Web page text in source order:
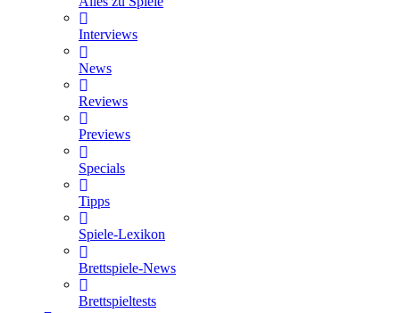
Interviews
News
Reviews
Previews
Specials
Tipps
Spiele-Lexikon
Brettspiele-News
Brettspieltests